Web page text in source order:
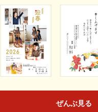
ぜんぶ見る